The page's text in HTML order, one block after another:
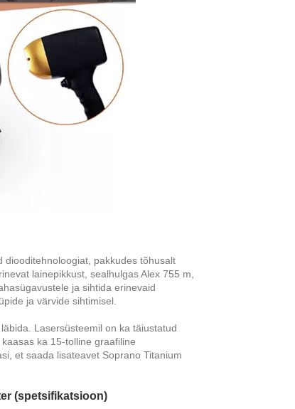
pakkudes tõhusalt
lainepikkust, sealhulgas Alex 755 m,
ja sihtida erinevaid
ja värvide sihtimisel.
Lasersüsteemil on ka täiustatud
ka 15-tolline graafiline
et saada lisateavet Soprano Titanium
(spetsifikatsioon)